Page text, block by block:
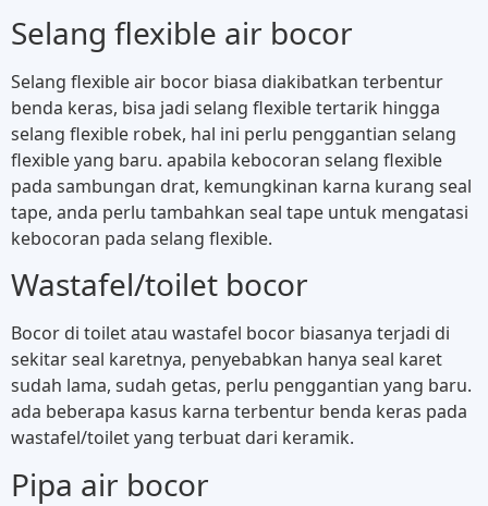
Selang flexible air bocor
Selang flexible air bocor biasa diakibatkan terbentur
benda keras, bisa jadi selang flexible tertarik hingga
selang flexible robek, hal ini perlu penggantian selang
flexible yang baru. apabila kebocoran selang flexible
pada sambungan drat, kemungkinan karna kurang seal
tape, anda perlu tambahkan seal tape untuk mengatasi
kebocoran pada selang flexible.
Wastafel/toilet bocor
Bocor di toilet atau wastafel bocor biasanya terjadi di
sekitar seal karetnya, penyebabkan hanya seal karet
sudah lama, sudah getas, perlu penggantian yang baru.
ada beberapa kasus karna terbentur benda keras pada
wastafel/toilet yang terbuat dari keramik.
Pipa air bocor